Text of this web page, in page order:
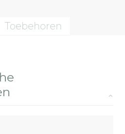
Toebehoren